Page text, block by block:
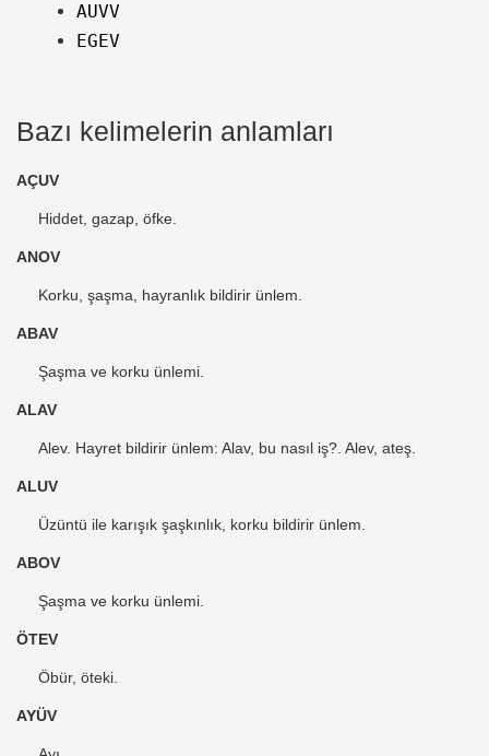
AUVV
EGEV
Bazı kelimelerin anlamları
AÇUV
Hiddet, gazap, öfke.
ANOV
Korku, şaşma, hayranlık bildirir ünlem.
ABAV
Şaşma ve korku ünlemi.
ALAV
Alev. Hayret bildirir ünlem: Alav, bu nasıl iş?. Alev, ateş.
ALUV
Üzüntü ile karışık şaşkınlık, korku bildirir ünlem.
ABOV
Şaşma ve korku ünlemi.
ÖTEV
Öbür, öteki.
AYÜV